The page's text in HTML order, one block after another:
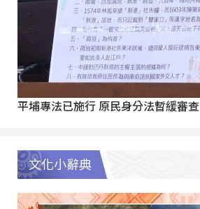
平埔專法已施行 原民身分法暫緩審查
文化小辭典